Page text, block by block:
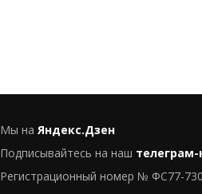
Мы на Яндекс.Дзен
Подписывайтесь на наш телеграм-
Регистрационный номер № ФС77-